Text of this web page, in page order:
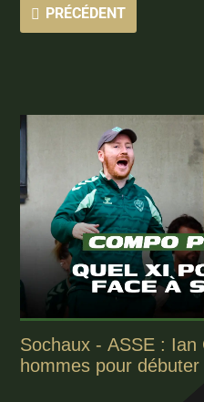
PRÉCÉDENT
Sochaux - ASSE :
hommes pour débuter